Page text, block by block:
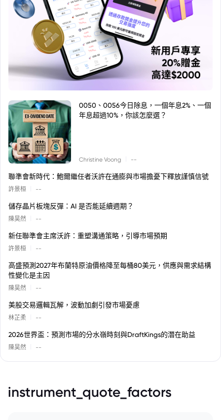
0050、0056今日除息，一個年息2%、一個
年息超過10%，你該怎麼選？
Christine Voong --
聯準會新時代：鮑爾繼任者沃許在通膨與市場擔憂下釋放謹慎信號
許景桓 --
儲存晶片板塊反彈：AI 是否能延續週期？
陳昊然 --
新任聯準會主席沃許：重塑溝通策略，引導市場預期
許景桓 --
高盛預測2027年布蘭特原油價格降至每桶80美元，供應與需求結構
性變化是主因
陳昊然 --
美股交易邏輯瓦解，波動加劇引發市場憂慮
林芷柔 --
2026世界盃：預測市場的分水嶺時刻與DraftKings的潛在助益
陳昊然 --
instrument_quote_factors